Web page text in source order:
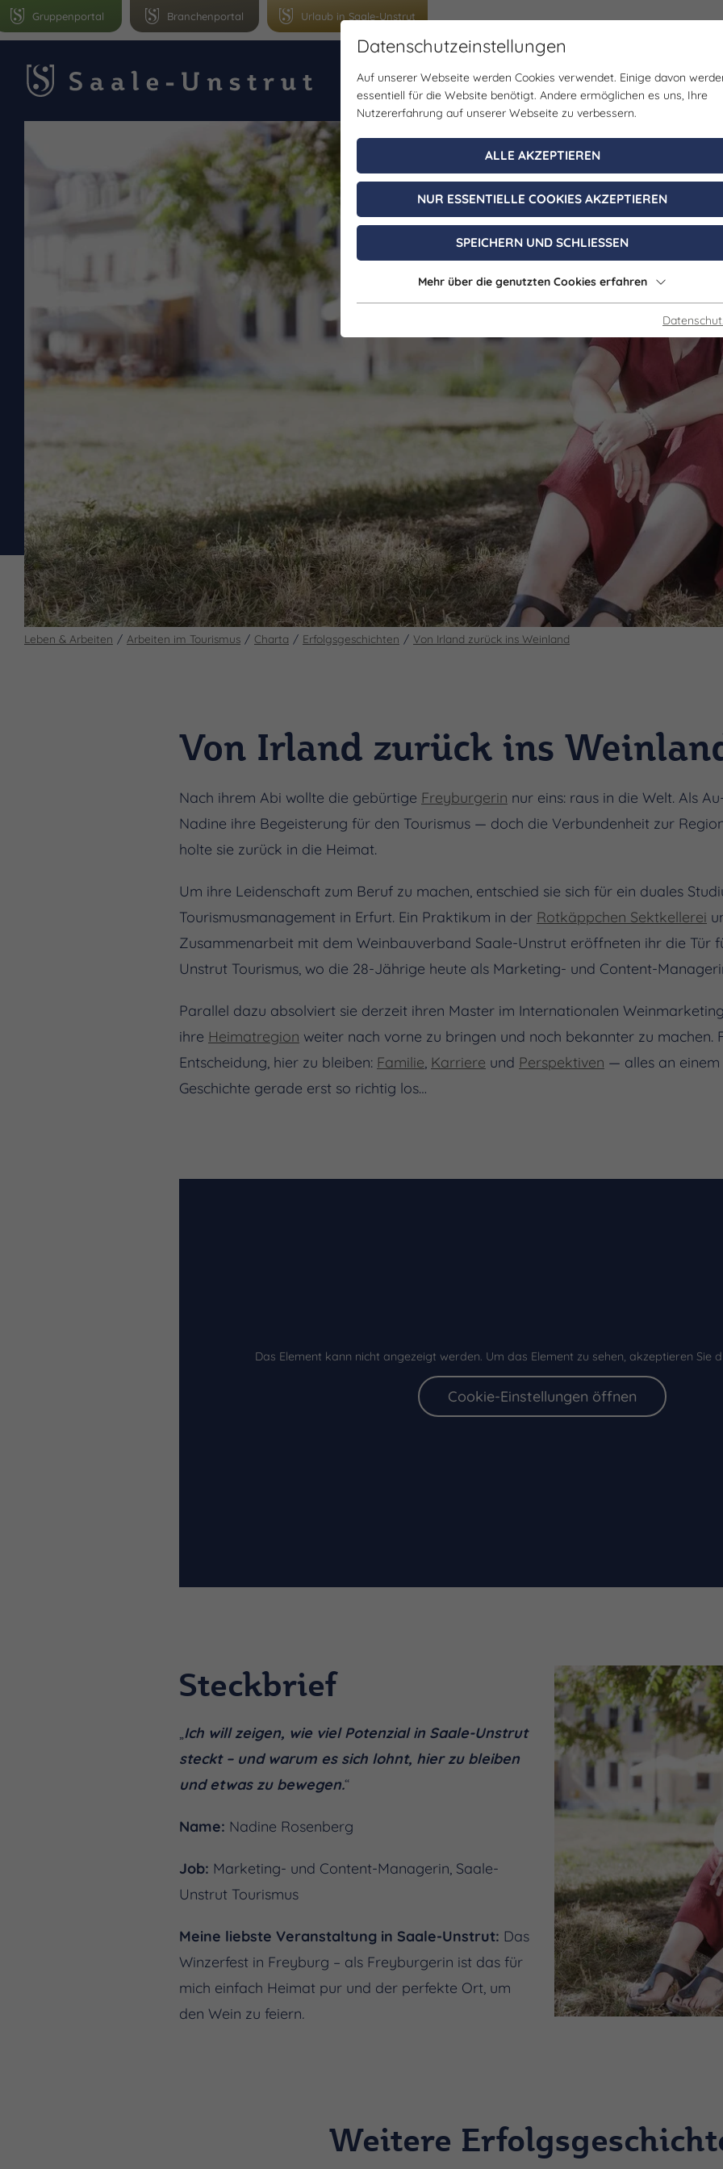
Urlaub in Saale-Unstrut
Branchenportal
Gruppenportal
Leben im Tourismus Arbeiten im Tourismus
Leben & Arbeiten Arbeiten im Tourismus Charta Erfolgsgeschichten Von Irland zurück ins Weinland
Von Irland zurück ins
Nach ihrem Abi wollte die gebürtige Freyburgerin nur eins: raus in die Welt. Als
Nadine ihre Begeisterung für den Tourismus — doch die Verbundenheit zur
holte sie zurück in die Heimat.
Um ihre Leidenschaft zum Beruf zu machen, entschied sie sich für ein duales
Tourismusmanagement in Erfurt. Ein Praktikum in der Rotkäppchen Sektkellerei
Zusammenarbeit mit dem Weinbauverband Saale-Unstrut eröffneten ihr die Tür
Unstrut Tourismus, wo die 28-Jährige heute als Marketing- und Content-
Parallel dazu absolviert sie derzeit ihren Master im Internationalen
ihre Heimatregion weiter nach vorne zu bringen und noch bekannter zu machen.
Entscheidung, hier zu bleiben: Familie Karriere und Perspektiven — alles an
Geschichte gerade erst so richtig los…
Das Element kann nicht angezeigt werden. Um das Element zu sehen, akzeptieren Sie
Cookie-Einstellungen öffnen
Steckbrief
Ich will zeigen, wie viel Potenzial in Saale-Unstrut
steckt – und warum es sich lohnt, hier zu bleiben
und etwas zu bewegen.“
Name: Nadine Rosenberg
Job: Marketing- und Content-Managerin, Saale-
Unstrut Tourismus
Meine liebste Veranstaltung in Saale-Unstrut: Das
Winzerfest in Freyburg – als Freyburgerin ist das für
mich einfach Heimat pur und der perfekte Ort, um
den Wein zu feiern.
Weitere
Datenschutzeinstellungen
Auf unserer Webseite werden Cookies verwendet. Einige davon
essentiell für die Website benötigt. Andere ermöglichen es uns, Ihre
Nutzererfahrung auf unserer Webseite zu verbessern.
ALLE AKZEPTIEREN
NUR ESSENTIELLE COOKIES AKZEPTIEREN
SPEICHERN UND SCHLIESSEN
Mehr über die genutzten Cookies erfahren